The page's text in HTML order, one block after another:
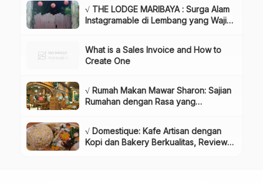
√ THE LODGE MARIBAYA : Surga Alam
Instagramable di Lembang yang Wajib
What is a Sales Invoice and How to
Create One
√ Rumah Makan Mawar Sharon: Sajian
Rumahan dengan Rasa yang
√ Domestique: Kafe Artisan dengan
Kopi dan Bakery Berkualitas, Review